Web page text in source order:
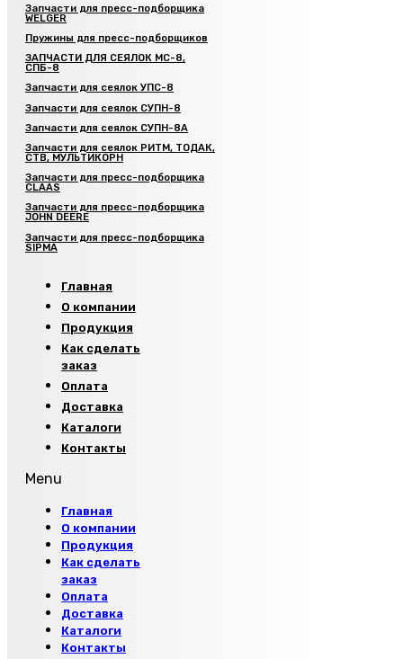
Запчасти для пресс-подборщика
WELGER
Пружины для пресс-подборщиков
ЗАПЧАСТИ ДЛЯ СЕЯЛОК МС-8,
СПБ-8
Запчасти для сеялок УПС-8
Запчасти для сеялок СУПН-8
Запчасти для сеялок СУПН-8А
Запчасти для сеялок РИТМ, ТОДАК,
СТВ, МУЛЬТИКОРН
Запчасти для пресс-подборщика
CLAAS
Запчасти для пресс-подборщика
JOHN DEERE
Запчасти для пресс-подборщика
SIPMA
Главная
О компании
Продукция
Как сделать
заказ
Оплата
Доставка
Каталоги
Контакты
Menu
Главная
О компании
Продукция
Как сделать
заказ
Оплата
Доставка
Каталоги
Контакты